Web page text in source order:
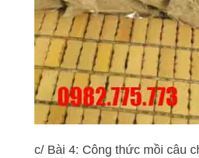
c/ Bài 4: Công thức mồi câu